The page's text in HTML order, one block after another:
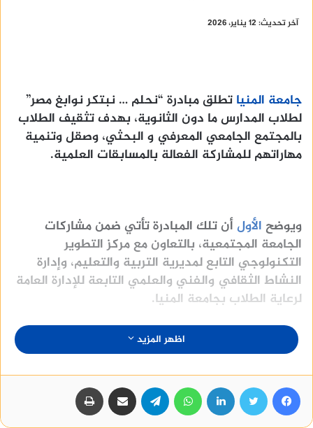
آخر تحديث: 12 يناير، 2026
جامعة المنيا تطلق مبادرة “نحلم … نبتكر نوابغ مصر”
لطلاب المدارس ما دون الثانوية، بهدف تثقيف الطلاب
بالمجتمع الجامعي المعرفي و البحثي، وصقل وتنمية
مهاراتهم للمشاركة الفعالة بالمسابقات العلمية.
ويوضح الأولأن تلك المبادرة تأتي ضمن مشاركات
الجامعة المجتمعية، بالتعاون مع مركز التطوير
التكنولوجي التابع لمديرية التربية والتعليم، وإدارة
النشاط الثقافي والفني والعلمي التابعة للإدارة العامة
لرعاية الطلاب بجامعة المنيا.
اظهر المزيد